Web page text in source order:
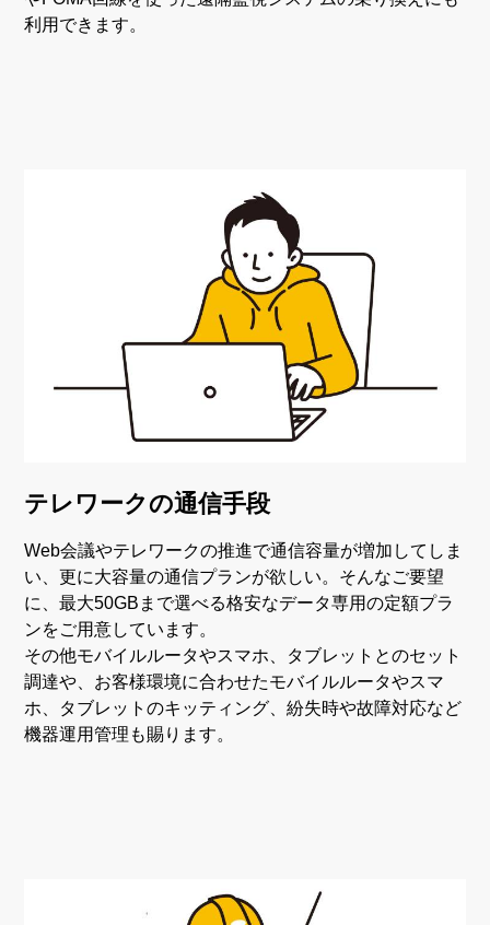
利用できます。
テレワークの通信手段
Web会議やテレワークの推進で通信容量が増加してしま
い、更に大容量の通信プランが欲しい。そんなご要望
に、最大50GBまで選べる格安なデータ専用の定額プラ
ンをご用意しています。
その他モバイルルータやスマホ、タブレットとのセット
調達や、お客様環境に合わせたモバイルルータやスマ
ホ、タブレットのキッティング、紛失時や故障対応など
機器運用管理も賜ります。